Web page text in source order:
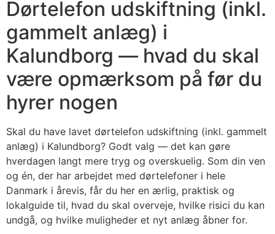
Dørtelefon udskiftning (inkl.
gammelt anlæg) i
Kalundborg — hvad du skal
være opmærksom på før du
hyrer nogen
Skal du have lavet dørtelefon udskiftning (inkl. gammelt
anlæg) i Kalundborg? Godt valg — det kan gøre
hverdagen langt mere tryg og overskuelig. Som din ven
og én, der har arbejdet med dørtelefoner i hele
Danmark i årevis, får du her en ærlig, praktisk og
lokalguide til, hvad du skal overveje, hvilke risici du kan
undgå, og hvilke muligheder et nyt anlæg åbner for.